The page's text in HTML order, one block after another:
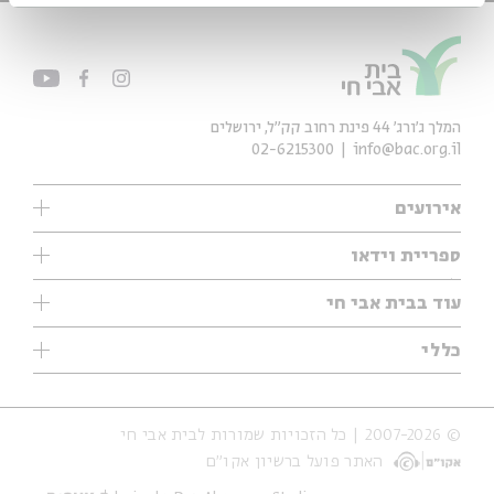
אירועים
עיון
אנגלית
נוער
סדרות
אירועי עבר
אירועים בירושלים
ספריית וידאו
ילדים
מוזיקה
עיון
מיוחדים
עוד בבית אבי חי
תערוכות
מיוחדים
כללי
אודות
הצהרת נגישות
תנאי שימוש והצהרת פרטיות
המלך ג'ורג' 44 פינת רחוב קק״ל, ירושלים
info@bac.org.il
02-6215300
© 2007-2026 | כל הזכויות שמורות לבית אבי חי
האתר פועל ברשיון אקו״ם